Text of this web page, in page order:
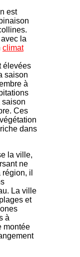
est
la
climat
élevées
saison
à
saison
Ces
dans
la ville,
ne
il
La ville
et
à
montée